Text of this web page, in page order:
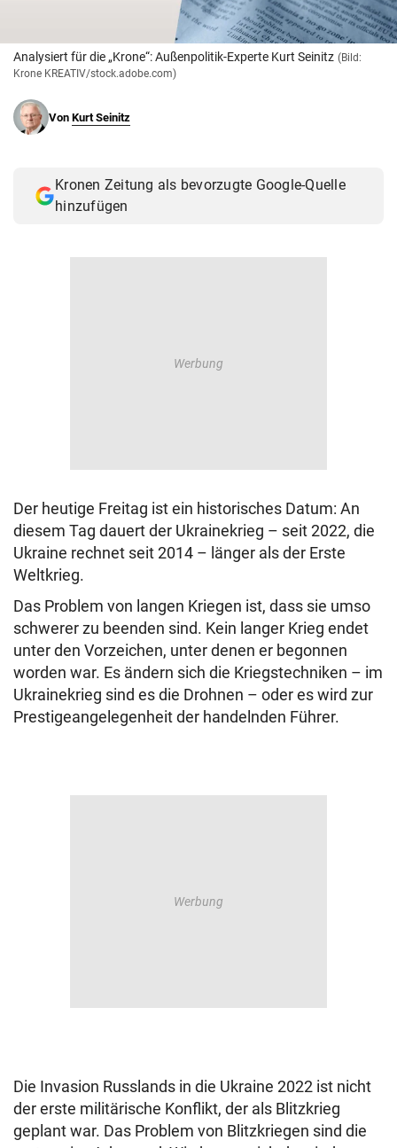
© Krone Multimedia GmbH & Co KG 2026
Analysiert für die „Krone“: Außenpolitik-Experte Kurt Seinitz (Bild:
Krone KREATIV/stock.adobe.com)
Von Kurt Seinitz
Kronen Zeitung als bevorzugte Google-Quelle
hinzufügen
Der heutige Freitag ist ein historisches Datum: An
diesem Tag dauert der Ukrainekrieg – seit 2022, die
Ukraine rechnet seit 2014 – länger als der Erste
Weltkrieg.
Das Problem von langen Kriegen ist, dass sie umso
schwerer zu beenden sind. Kein langer Krieg endet
unter den Vorzeichen, unter denen er begonnen
worden war. Es ändern sich die Kriegstechniken – im
Ukrainekrieg sind es die Drohnen – oder es wird zur
Prestigeangelegenheit der handelnden Führer.
Die Invasion Russlands in die Ukraine 2022 ist nicht
der erste militärische Konflikt, der als Blitzkrieg
geplant war. Das Problem von Blitzkriegen sind die